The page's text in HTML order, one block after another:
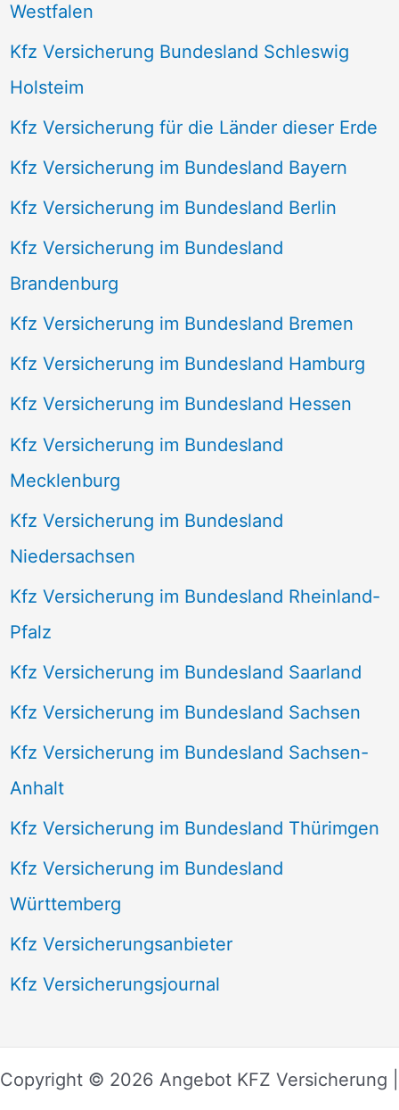
Westfalen
Kfz Versicherung Bundesland Schleswig
Holsteim
Kfz Versicherung für die Länder dieser Erde
Kfz Versicherung im Bundesland Bayern
Kfz Versicherung im Bundesland Berlin
Kfz Versicherung im Bundesland
Brandenburg
Kfz Versicherung im Bundesland Bremen
Kfz Versicherung im Bundesland Hamburg
Kfz Versicherung im Bundesland Hessen
Kfz Versicherung im Bundesland
Mecklenburg
Kfz Versicherung im Bundesland
Niedersachsen
Kfz Versicherung im Bundesland Rheinland-
Pfalz
Kfz Versicherung im Bundesland Saarland
Kfz Versicherung im Bundesland Sachsen
Kfz Versicherung im Bundesland Sachsen-
Anhalt
Kfz Versicherung im Bundesland Thürimgen
Kfz Versicherung im Bundesland
Württemberg
Kfz Versicherungsanbieter
Kfz Versicherungsjournal
Copyright © 2026 Angebot KFZ Versicherung |